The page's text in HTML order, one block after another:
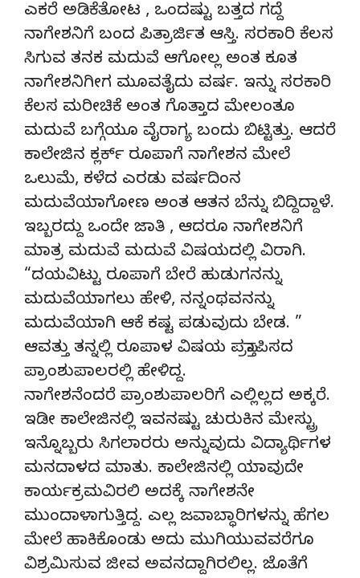
ಎಕರೆ ಅಡಿಕೆತೋಟ , ಒಂದಷ್ಟು ಬತ್ತದ ಗದ್ದೆ
ನಾಗೇಶನಿಗೆ ಬಂದ ಪಿತ್ರಾರ್ಜಿತ ಆಸ್ತಿ. ಸರಕಾರಿ ಕೆಲಸ
ಸಿಗುವ ತನಕ ಮದುವೆ ಆಗೋಲ್ಲ ಅಂತ ಕೂತ
ನಾಗೇಶನಿಗೀಗ ಮೂವತೈದು ವರ್ಷ. ಇನ್ನು ಸರಕಾರಿ
ಕೆಲಸ ಮರೀಚಿಕೆ ಅಂತ ಗೊತ್ತಾದ ಮೇಲಂತೂ
ಮದುವೆ ಬಗ್ಗೆಯೂ ವೈರಾಗ್ಯ ಬಂದು ಬಿಟ್ಟಿತ್ತು. ಆದರೆ
ಕಾಲೇಜಿನ ಕ್ಲರ್ಕ್ ರೂಪಾಗೆ ನಾಗೇಶನ ಮೇಲೆ
ಒಲುಮೆ, ಕಳೆದ ಎರಡು ವರ್ಷದಿಂನ
ಮದುವೆಯಾಗೋಣ ಅಂತ ಆತನ ಬೆನ್ನು ಬಿದ್ದಿದ್ದಾಳೆ.
ಇಬ್ಬರದ್ದು ಒಂದೇ ಜಾತಿ , ಆದರೂ ನಾಗೇಶನಿಗೆ
ಮಾತ್ರ ಮದುವೆ ಮದುವೆ ವಿಷಯದಲ್ಲಿ ವಿರಾಗಿ.
“ದಯವಿಟ್ಟು ರೂಪಾಗೆ ಬೇರೆ ಹುಡುಗನನ್ನು
ಮದುವೆಯಾಗಲು ಹೇಳಿ, ನನ್ನಂಥವನನ್ನು
ಮದುವೆಯಾಗಿ ಆಕೆ ಕಷ್ಟ ಪಡುವುದು ಬೇಡ. ”
ಆವತ್ತು ತನ್ನಲ್ಲಿ ರೂಪಾಳ ವಿಷಯ ಪ್ರಸ್ತಾಪಿಸದ
ಪ್ರಾಂಶುಪಾಲರಲ್ಲಿ ಹೇಳಿದ್ದ.
ನಾಗೇಶನೆಂದರೆ ಪ್ರಾಂಶುಪಾಲರಿಗೆ ಎಲ್ಲಿಲ್ಲದ ಅಕ್ಕರೆ.
ಇಡೀ ಕಾಲೇಜಿನಲ್ಲಿ ಇವನಷ್ಟು ಚುರುಕಿನ ಮೇಸ್ಟ್ರು
ಇನ್ನೊಬ್ಬರು ಸಿಗಲಾರರು ಅನ್ನುವುದು ವಿದ್ಯಾರ್ಥಿಗಳ
ಮನದಾಳದ ಮಾತು. ಕಾಲೇಜಿನಲ್ಲಿ ಯಾವುದೇ
ಕಾರ್ಯಕ್ರಮವಿರಲಿ ಅದಕ್ಕೆ ನಾಗೇಶನೇ
ಮುಂದಾಳಾಗುತ್ತಿದ್ದ. ಎಲ್ಲ ಜವಾಬ್ಧಾರಿಗಳನ್ನು ಹೆಗಲ
ಮೇಲೆ ಹಾಕಿಕೊಂಡು ಅದು ಮುಗಿಯುವವರೆಗೂ
ವಿಶ್ರಮಿಸುವ ಜೀವ ಅವನದ್ದಾಗಿರಲಿಲ್ಲ. ಜೊತೆಗೆ